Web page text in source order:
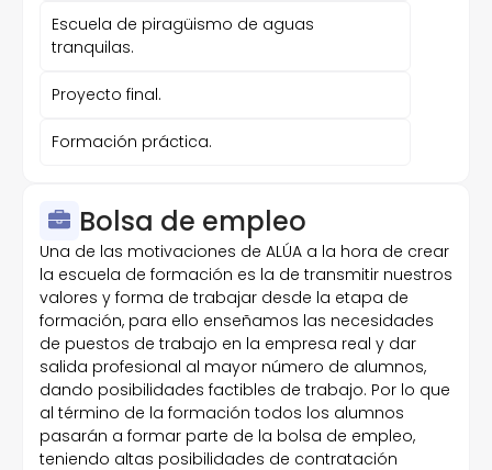
Escuela de piragüismo de aguas
tranquilas.
Proyecto final.
Formación práctica.
Bolsa de empleo
Una de las motivaciones de ALÚA a la hora de crear
la escuela de formación es la de transmitir nuestros
valores y forma de trabajar desde la etapa de
formación, para ello enseñamos las necesidades
de puestos de trabajo en la empresa real y dar
salida profesional al mayor número de alumnos,
dando posibilidades factibles de trabajo. Por lo que
al término de la formación todos los alumnos
pasarán a formar parte de la bolsa de empleo,
teniendo altas posibilidades de contratación